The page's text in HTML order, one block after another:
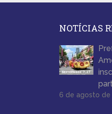
NOTÍCIAS
6 de agosto de